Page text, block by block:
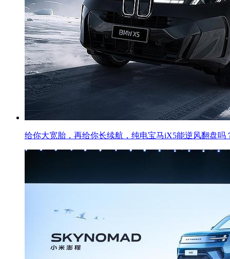
给你大宽胎，再给你长续航，纯电宝马iX5能逆风翻盘吗